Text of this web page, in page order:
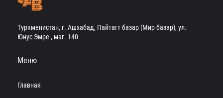
Туркменистан, г. Ашхабад, Пайтагт базар (Мир базар), ул.
Юнус Эмре , маг. 140
Меню
Главная